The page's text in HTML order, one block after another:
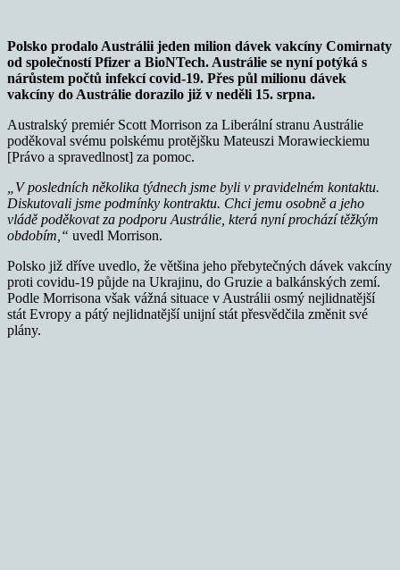
Polsko prodalo Austrálii jeden milion dávek vakcíny Comirnaty
od společností Pfizer a BioNTech. Austrálie se nyní potýká s
nárůstem počtů infekcí covid-19. Přes půl milionu dávek
vakcíny do Austrálie dorazilo již v neděli 15. srpna.
Australský premiér Scott Morrison za Liberální stranu Austrálie
poděkoval svému polskému protějšku Mateuszi Morawieckiemu
[Právo a spravedlnost] za pomoc.
„V posledních několika týdnech jsme byli v pravidelném kontaktu.
Diskutovali jsme podmínky kontraktu. Chci jemu osobně a jeho
vládě poděkovat za podporu Austrálie, která nyní prochází těžkým
obdobím,“ uvedl Morrison.
Polsko již dříve uvedlo, že většina jeho přebytečných dávek vakcíny
proti covidu-19 půjde na Ukrajinu, do Gruzie a balkánských zemí.
Podle Morrisona však vážná situace v Austrálii osmý nejlidnatější
stát Evropy a pátý nejlidnatější unijní stát přesvědčila změnit své
plány.